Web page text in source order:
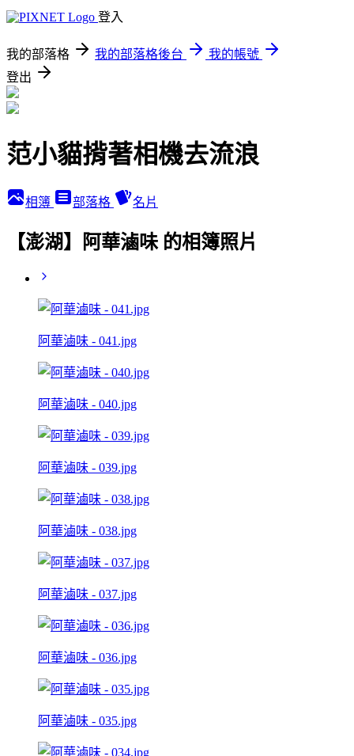
登入
我的部落格 我的部落格後台
我的帳號
登出
范小貓揹著相機去流浪
相簿 部落格 名片
【澎湖】阿華滷味 的相簿照片
阿華滷味 - 041.jpg
阿華滷味 - 040.jpg
阿華滷味 - 039.jpg
阿華滷味 - 038.jpg
阿華滷味 - 037.jpg
阿華滷味 - 036.jpg
阿華滷味 - 035.jpg